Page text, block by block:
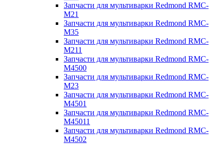
Запчасти для мультиварки Redmond RMC-
M21
Запчасти для мультиварки Redmond RMC-
M35
Запчасти для мультиварки Redmond RMC-
M211
Запчасти для мультиварки Redmond RMC-
M4500
Запчасти для мультиварки Redmond RMC-
M23
Запчасти для мультиварки Redmond RMC-
M4501
Запчасти для мультиварки Redmond RMC-
M45011
Запчасти для мультиварки Redmond RMC-
M4502